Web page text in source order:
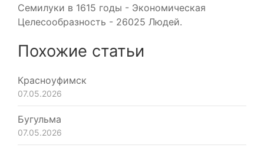
Семилуки в 1615 годы - Экономическая
Целесообразность - 26025 Людей.
Похожие статьи
Красноуфимск
07.05.2026
Бугульма
07.05.2026